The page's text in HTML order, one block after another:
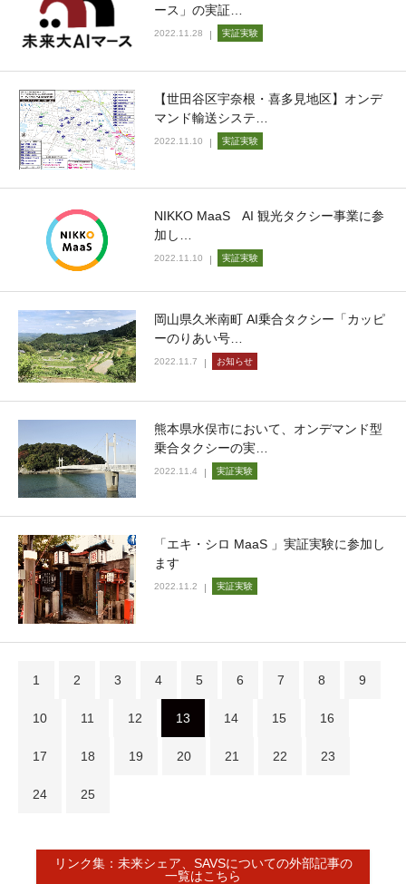
ース」の実証…
2022.11.28 実証実験
【世田谷区宇奈根・喜多見地区】オンデ
マンド輸送システ…
2022.11.10 実証実験
NIKKO MaaS AI 観光タクシー事業に参
加し…
2022.11.10 実証実験
岡山県久米南町 AI乗合タクシー「カッピ
ーのりあい号…
2022.11.7 お知らせ
熊本県水俣市において、オンデマンド型
乗合タクシーの実…
2022.11.4 実証実験
「エキ・シロ MaaS 」実証実験に参加し
ます
2022.11.2 実証実験
1 2 3 4 5 6 7 8 9
10 11 12 13 14 15 16
17 18 19 20 21 22 23
24 25
リンク集：未来シェア、SAVSについての外部記事の
一覧はこちら